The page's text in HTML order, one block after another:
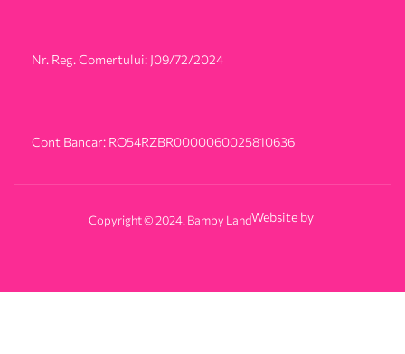
Nr. Reg. Comertului: J09/72/2024
Cont Bancar: RO54RZBR0000060025810636
Copyright © 2024. Bamby LandWebsite by